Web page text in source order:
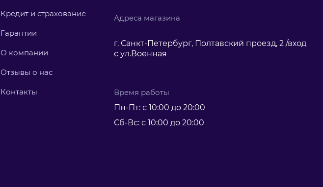
Кредит и страхование
Гарантии
О компании
Отзывы о нас
Контакты
Адреса магазина
г. Санкт-Петербург, Полтавский проезд, 2 /вход
с ул.Военная
Время работы
Пн-Пт: с 10:00 до 20:00
Сб-Вс: с 10:00 до 20:00